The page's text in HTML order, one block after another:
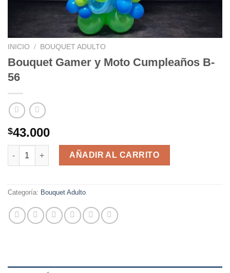
INICIO / BOUQUET ADULTO
Bouquet Gamer y Moto Cumpleaños B-
56
$43.000
Bouquet Gamer y Moto Cumpleaños B-56 cantidad
AÑADIR AL CARRITO
Categoría: Bouquet Adulto